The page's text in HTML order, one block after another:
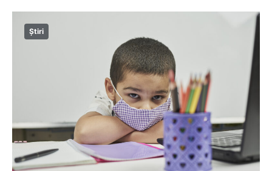
Știri